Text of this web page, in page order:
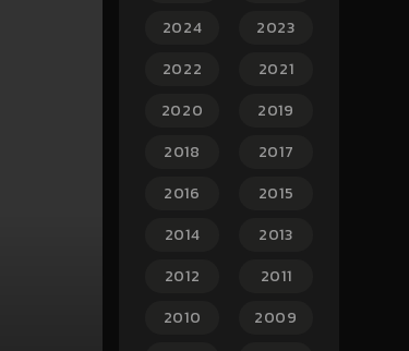
2024
2023
2022
2021
2020
2019
2018
2017
2016
2015
2014
2013
2012
2011
2010
2009